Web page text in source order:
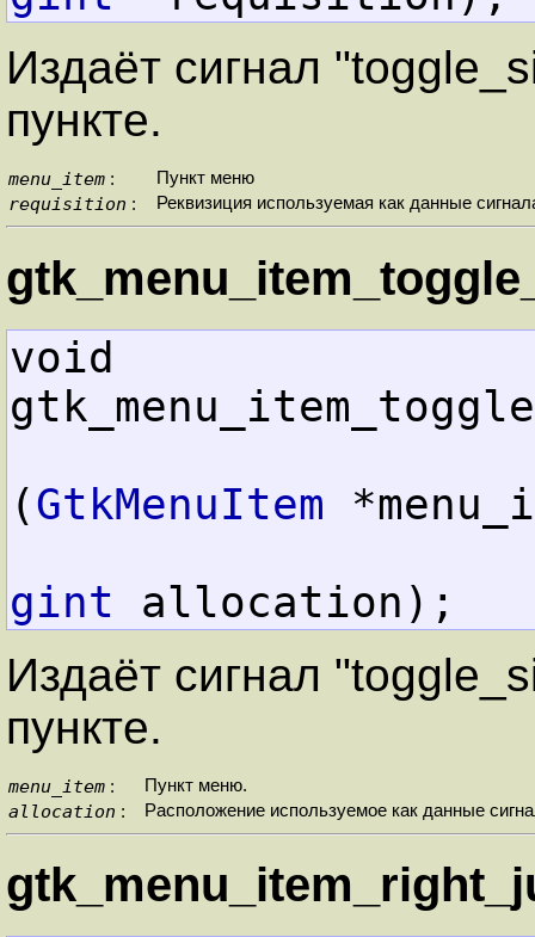
Издаёт сигнал
пункте.
menu_item : Пункт меню
requisition : Реквизиция используемая как данные
void
(GtkMenuItem
gint allocation);
Издаёт сигнал
пункте.
menu_item : Пункт меню.
allocation : Расположение используемое как данные